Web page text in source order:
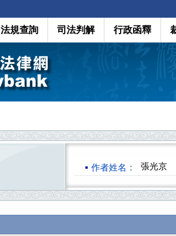
法規查詢 司法判解 行政函釋
作者姓名： 張光京